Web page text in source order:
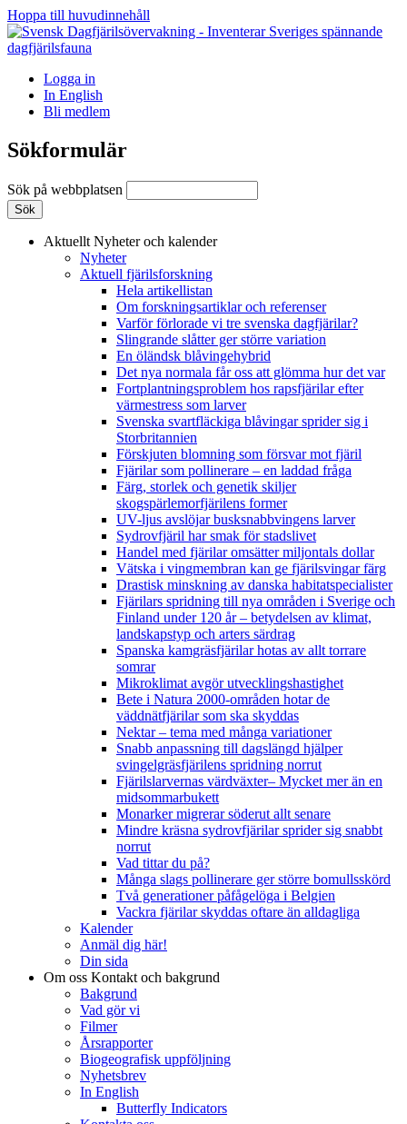
Hoppa till huvudinnehåll
Logga in
In English
Bli medlem
Sökformulär
Sök på webbplatsen
Aktuellt Nyheter och kalender
Nyheter
Aktuell fjärilsforskning
Hela artikellistan
Om forskningsartiklar och referenser
Varför förlorade vi tre svenska dagfjärilar?
Slingrande slåtter ger större variation
En öländsk blåvingehybrid
Det nya normala får oss att glömma hur det var
Fortplantningsproblem hos rapsfjärilar efter
värmestress som larver
Svenska svartfläckiga blåvingar sprider sig i
Storbritannien
Förskjuten blomning som försvar mot fjäril
Fjärilar som pollinerare – en laddad fråga
Färg, storlek och genetik skiljer
skogspärlemorfjärilens former
UV-ljus avslöjar busksnabbvingens larver
Sydrovfjäril har smak för stadslivet
Handel med fjärilar omsätter miljontals dollar
Vätska i vingmembran kan ge fjärilsvingar färg
Drastisk minskning av danska habitatspecialister
Fjärilars spridning till nya områden i Sverige och
Finland under 120 år– betydelsen av klimat,
landskapstyp och arters särdrag
Spanska kamgräsfjärilar hotas av allt torrare
somrar
Mikroklimat avgör utvecklingshastighet
Bete i Natura 2000-områden hotar de
väddnätfjärilar som ska skyddas
Nektar – tema med många variationer
Snabb anpassning till dagslängd hjälper
svingelgräsfjärilens spridning norrut
Fjärilslarvernas värdväxter– Mycket mer än en
midsommarbukett
Monarker migrerar söderut allt senare
Mindre kräsna sydrovfjärilar sprider sig snabbt
norrut
Vad tittar du på?
Många slags pollinerare ger större bomullsskörd
Två generationer påfågelöga i Belgien
Vackra fjärilar skyddas oftare än alldagliga
Kalender
Anmäl dig här!
Din sida
Om oss Kontakt och bakgrund
Bakgrund
Vad gör vi
Filmer
Årsrapporter
Biogeografisk uppföljning
Nyhetsbrev
In English
Butterfly Indicators